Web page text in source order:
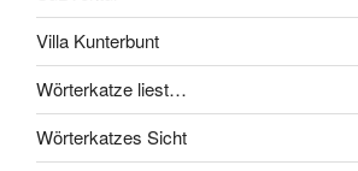
Villa Kunterbunt
Wörterkatze liest…
Wörterkatzes Sicht